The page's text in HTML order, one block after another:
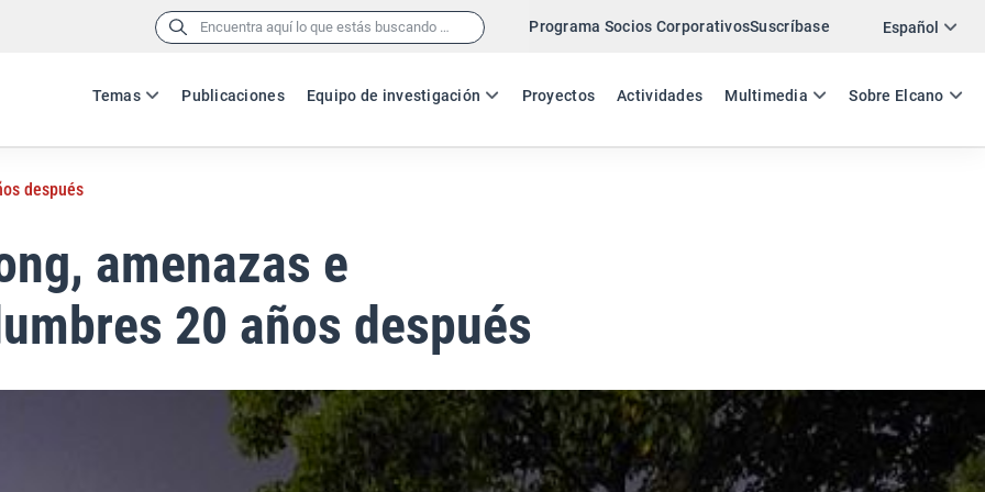
Buscar: Programa Socios CorporativosSuscríbase Español
ES EN
Temas Publicaciones Equipo de investigación Proyectos Actividades Multimedia Sobre Elcano
Twitter
después
amenazas e
20 años después